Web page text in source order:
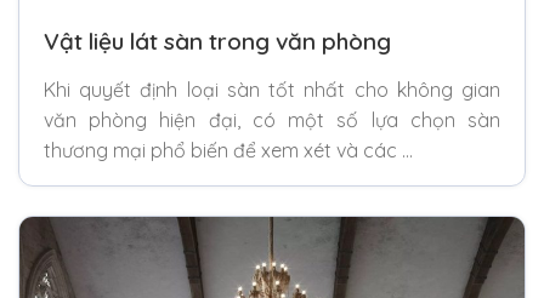
Vật liệu lát sàn trong văn phòng
Khi quyết định loại sàn tốt nhất cho không gian
văn phòng hiện đại, có một số lựa chọn sàn
thương mại phổ biến để xem xét và các …